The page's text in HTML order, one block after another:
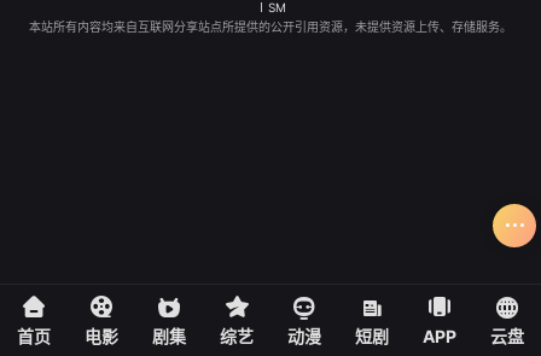
SM
本站所有内容均来自互联网分享站点所提供的公开引用资源，未提供资源上传、存储服务。
首页 电影 剧集 综艺 动漫 短剧 APP 云盘